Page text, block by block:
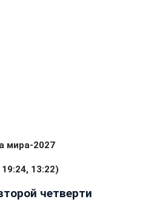
мира-2027
13:22)
четверти